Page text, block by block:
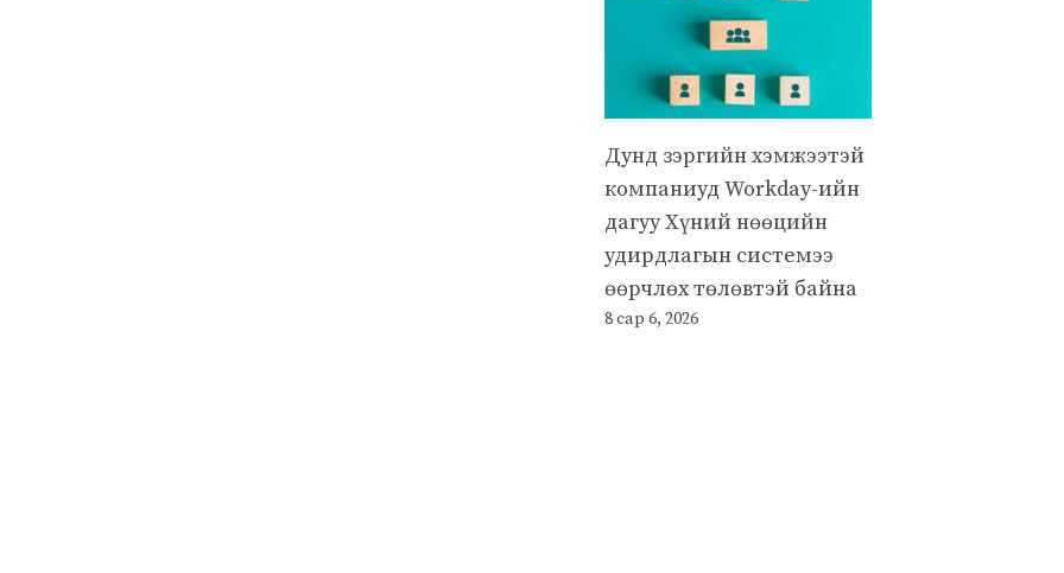
Дунд зэргийн хэмжээтэй
компаниуд Workday-ийн
дагуу Хүний нөөцийн
удирдлагын системээ
өөрчлөх төлөвтэй байна
8 сар 6, 2026